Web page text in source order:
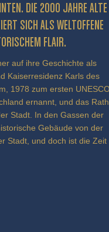
DIE 2000 JAHRE ALTE KA
SICH ALS WELTOFFENE GR
FLAIR.
auf ihre Geschichte als
Kaiserresidenz Karls des
1978 zum ersten
ernannt, und das
Stadt. In den Gassen der
Gebäude von der
Stadt, und doch ist die Zeit